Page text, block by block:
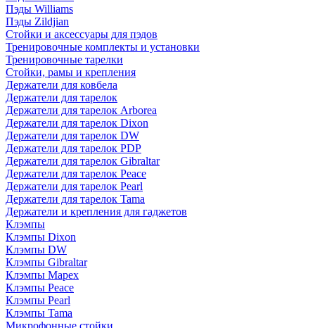
Пэды Williams
Пэды Zildjian
Стойки и аксессуары для пэдов
Тренировочные комплекты и установки
Тренировочные тарелки
Стойки, рамы и крепления
Держатели для ковбела
Держатели для тарелок
Держатели для тарелок Arborea
Держатели для тарелок Dixon
Держатели для тарелок DW
Держатели для тарелок PDP
Держатели для тарелок Gibraltar
Держатели для тарелок Peace
Держатели для тарелок Pearl
Держатели для тарелок Tama
Держатели и крепления для гаджетов
Клэмпы
Клэмпы Dixon
Клэмпы DW
Клэмпы Gibraltar
Клэмпы Mapex
Клэмпы Peace
Клэмпы Pearl
Клэмпы Tama
Микрофонные стойки